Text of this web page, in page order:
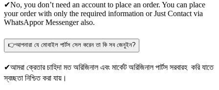
✔No, you don’t need an account to place an order. You can place
your order with only the required information or Just Contact via
WhatsAppor Messenger also.
👉আপনারা যে মোবাইল পার্টস সেল করেন তা কি সব জেনুইন?
✔আমরা ক্রেতার চাহিদা মত অরিজিনাল এবং মার্কেট অরিজিনাল পার্টস সরবারহ করি যাতে
স্বচ্ছতা নিশ্চিত করা যায়।